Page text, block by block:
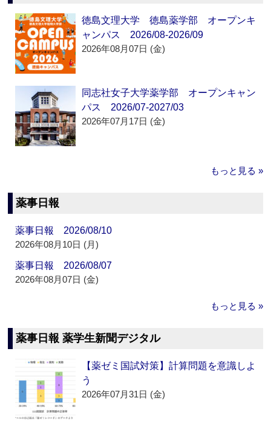
徳島文理大学 徳島薬学部 オープンキ
ャンパス 2026/08-2026/09
2026年08月07日 (金)
同志社女子大学薬学部 オープンキャン
パス 2026/07-2027/03
2026年07月17日 (金)
もっと見る »
薬事日報
薬事日報 2026/08/10
2026年08月10日 (月)
薬事日報 2026/08/07
2026年08月07日 (金)
もっと見る »
薬事日報 薬学生新聞デジタル
【薬ゼミ国試対策】計算問題を意識しよ
う
2026年07月31日 (金)